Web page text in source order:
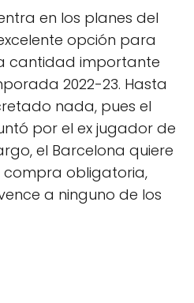
en los planes del
opción para
cantidad importante
2022-23. Hasta
nada, pues el
por el ex jugador de
el Barcelona quiere
compra obligatoria,
a ninguno de los